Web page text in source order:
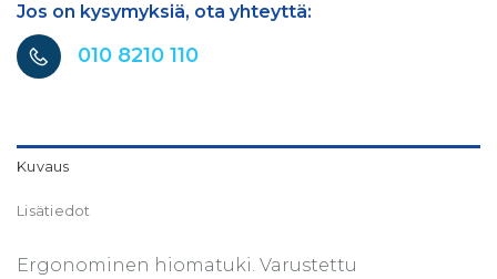
Jos on kysymyksiä, ota yhteyttä:
010 8210 110
Kuvaus
Lisätiedot
Ergonominen hiomatuki. Varustettu